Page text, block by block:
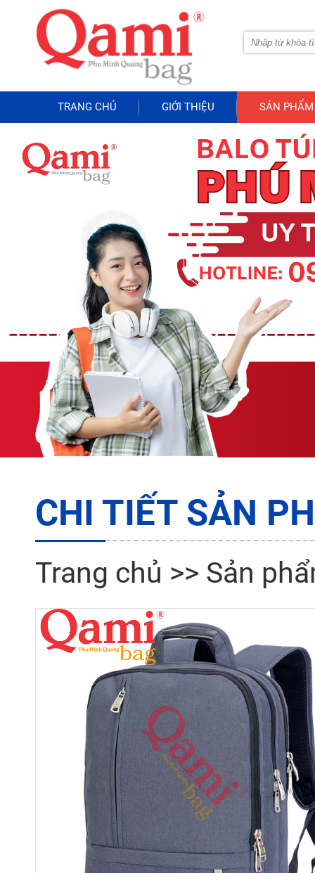
TRANG CHỦ GIỚI THIỆU SẢN PHẨM
CHI TIẾT SẢN
Trang chủ >> Sản